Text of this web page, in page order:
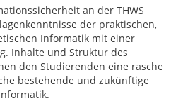
an der THWS
der praktischen,
Informatik mit einer
Inhalte und Struktur des
den Studierenden eine rasche
bestehende und zukünftige